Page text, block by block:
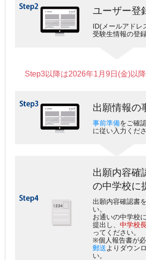
ユーザー登
ID(メールアドレ
受験生情報の登
Step3以降は2026年1月9日(金)以
出願情報の
事前準備をご確
に従い入力くださ
出願内容確
の中学校に
出願内容確認書
い。
お通いの中学校
提出し、 中学校
ってください。
※個人報告書が
郵送よりダウン
い。